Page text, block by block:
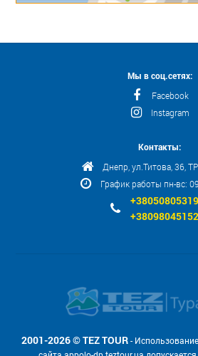
Мы в соц.сетях:
Facebook
Instagram
Контакты:
Днепр, ул.Титова, 36,
График работы пн-вс:
2001-2026 © TEZ TOUR-